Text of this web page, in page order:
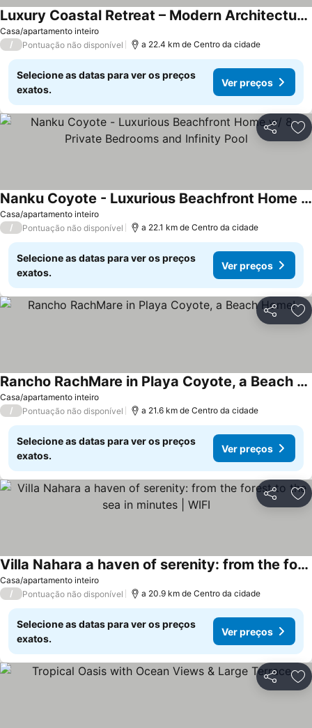
Casa/apartamento inteiro
Luxury Coastal Retreat – Modern Architecture, Family Comfort & Ocean Views
Ver preços
/ Pontuação não disponível a 22.4 km de Centro da cidade
Selecione as datas para ver os preços
exatos.
Ver preços
Partilhar
Casa/apartamento inteiro
Nanku Coyote - Luxurious Beachfront Home w/ 8 Private Bedrooms and Infinity Pool
Ver preços
/ Pontuação não disponível a 22.1 km de Centro da cidade
Selecione as datas para ver os preços
exatos.
Ver preços
Partilhar
Casa/apartamento inteiro
Rancho RachMare in Playa Coyote, a Beach Home!
Ver preços
/ Pontuação não disponível a 21.6 km de Centro da cidade
Selecione as datas para ver os preços
exatos.
Ver preços
Partilhar
Casa/apartamento inteiro
Villa Nahara a haven of serenity: from the forest to the sea in minutes | WIFI
Ver preços
/ Pontuação não disponível a 20.9 km de Centro da cidade
Selecione as datas para ver os preços
exatos.
Ver preços
Partilhar